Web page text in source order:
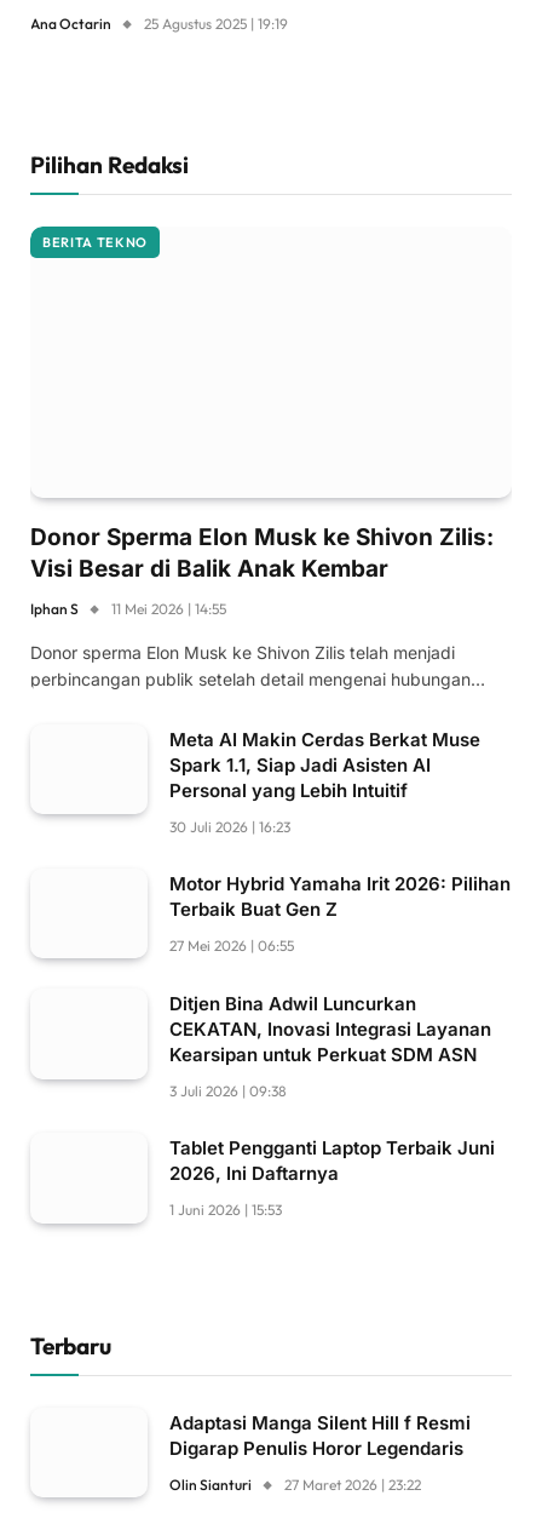
Ana Octarin 25 Agustus 2025 | 19:19
Pilihan Redaksi
BERITA TEKNO
Donor Sperma Elon Musk ke Shivon Zilis:
Visi Besar di Balik Anak Kembar
Iphan S 11 Mei 2026 | 14:55
Donor sperma Elon Musk ke Shivon Zilis telah menjadi
perbincangan publik setelah detail mengenai hubungan…
Meta AI Makin Cerdas Berkat Muse
Spark 1.1, Siap Jadi Asisten AI
Personal yang Lebih Intuitif
30 Juli 2026 | 16:23
Motor Hybrid Yamaha Irit 2026: Pilihan
Terbaik Buat Gen Z
27 Mei 2026 | 06:55
Ditjen Bina Adwil Luncurkan
CEKATAN, Inovasi Integrasi Layanan
Kearsipan untuk Perkuat SDM ASN
3 Juli 2026 | 09:38
Tablet Pengganti Laptop Terbaik Juni
2026, Ini Daftarnya
1 Juni 2026 | 15:53
Terbaru
Adaptasi Manga Silent Hill f Resmi
Digarap Penulis Horor Legendaris
Olin Sianturi 27 Maret 2026 | 23:22